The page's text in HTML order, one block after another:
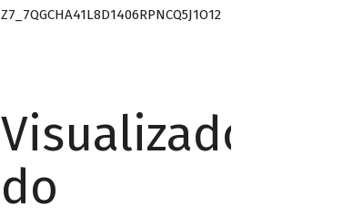
Z7_7QGCHA41L8D1406RPNCQ5J1O12
Visualizador
do